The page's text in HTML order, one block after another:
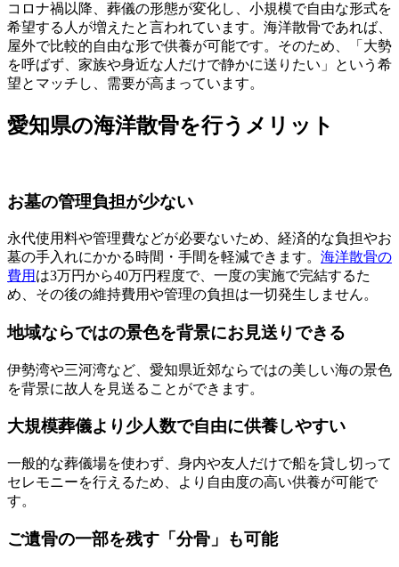
コロナ禍以降、葬儀の形態が変化し、小規模で自由な形式を
希望する人が増えたと言われています。 海洋散骨であれば、
屋外で比較的自由な形で供養が可能です。そのため、「大勢
を呼ばず、家族や身近な人だけで静かに送りたい」という希
望とマッチし、需要が高まっています。
愛知県の海洋散骨を行うメリット
お墓の管理負担が少ない
永代使用料や管理費などが必要ないため、経済的な負担やお
墓の手入れにかかる時間・手間を軽減できます。 海洋散骨の
費用 は3万円から40万円程度で、一度の実施で完結するた
め、その後の維持費用や管理の負担は一切発生しません。
地域ならではの景色を背景にお見送りできる
伊勢湾や三河湾など、愛知県近郊ならではの美しい海の景色
を背景に故人を見送ることができます。
大規模葬儀より少人数で自由に供養しやすい
一般的な葬儀場を使わず、身内や友人だけで船を貸し切って
セレモニーを行えるため、より自由度の高い供養が可能で
す。
ご遺骨の一部を残す「分骨」も可能